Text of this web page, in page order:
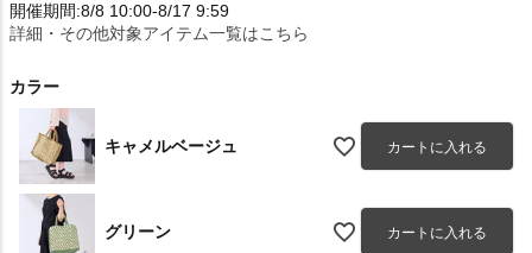
開催期間:8/8 10:00-8/17 9:59
詳細・その他対象アイテム一覧はこちら
カラー
キャメルベージュ カートに入れる
グリーン カートに入れる